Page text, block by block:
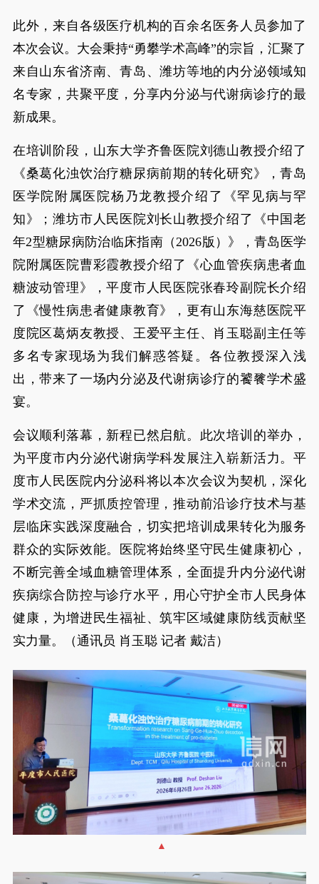
此外，来自各级医疗机构的百余名医务人员参加了
本次会议。大会秉持“勇攀学术高峰”的宗旨，汇聚了
来自山东省济南、青岛、潍坊等地的内分泌领域知
名专家，共聚平度，分享内分泌与代谢病诊疗的最
新成果。
在培训阶段，山东大学齐鲁医院刘德山教授介绍了
《桑葛化浊饮治疗糖尿病前期的转化研究》，青岛
医学院附属医院杨乃龙教授介绍了《罕见病与罕
知》；潍坊市人民医院刘长山教授介绍了《中国老
年2型糖尿病防治临床指南（2026版）》，青岛医学
院附属医院曹彩霞教授介绍了《心血管疾病患者血
糖波动管理》，平度市人民医院张春玲副院长介绍
了《慢性病患者健康教育》，更有山东海慈医院平
度院区葛炳友教授、王爱平主任、肖玉聪副主任等
多名专家现场为我们解惑答疑。各位教授深入浅
出，带来了一场内分泌及代谢病诊疗的饕餮学术盛
宴。
会议顺利落幕，新程已然启航。此次培训的举办，
为平度市内分泌代谢病学科发展注入崭新活力。平
度市人民医院内分泌科将以本次会议为契机，深化
学术交流，严抓质控管理，推动前沿诊疗技术与基
层临床实践深度融合，切实把培训成果转化为服务
群众的实际效能。医院将始终坚守民生健康初心，
不断完善全域血糖管理体系，全面提升内分泌代谢
疾病综合防控与诊疗水平，用心守护全市人民身体
健康，为增进民生福祉、筑牢区域健康防线贡献坚
实力量。（通讯员 肖玉聪 记者 戴洁）